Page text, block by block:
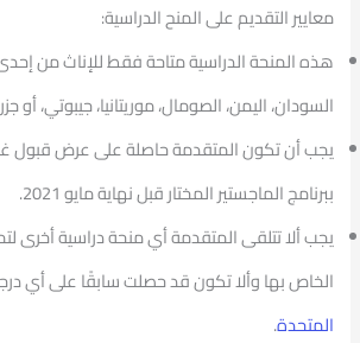
معايير التقديم على المنح الدراسية:
هذه المنحة الدراسية متاحة فقط للإناث من إحدى
السودان، اليمن، الصومال، موريتانيا، جيبوتي، أو
يجب أن تكون المتقدمة حاصلة على عرض قبول
ببرنامج الماجستير المختار قبل نهاية مايو 2021.
يجب ألا تتلقى المتقدمة أي منحة دراسية أخرى
الخاص بها وألا تكون قد حصلت سابقًا على أي
المتحدة.